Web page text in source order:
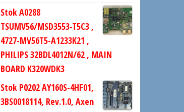
Stok A0288
TSUMV56/MSD3553-T5C3 ,
4727-MV56T5-A1233K21 ,
PHILIPS 32BDL4012N/62 , MAIN
BOARD K320WDK3
Stok P0202 AY160S-4HF01,
3BS0018114, Rev.1.0, Axen